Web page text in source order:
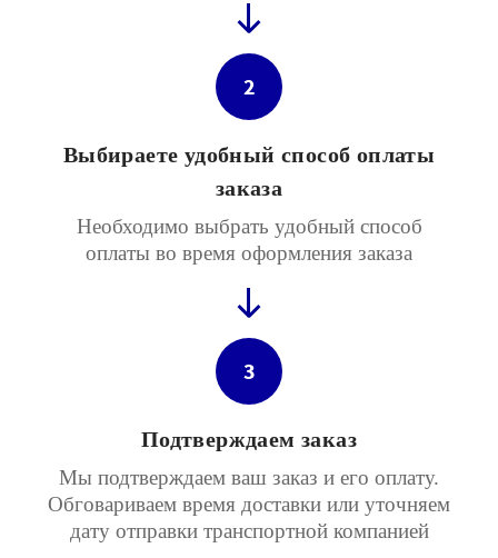
2
Выбираете удобный способ оплаты
заказа
Необходимо выбрать удобный способ
оплаты во время оформления заказа
3
Подтверждаем заказ
Мы подтверждаем ваш заказ и его оплату.
Обговариваем время доставки или уточняем
дату отправки транспортной компанией